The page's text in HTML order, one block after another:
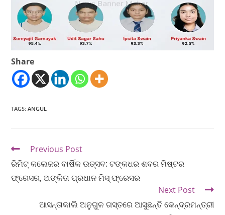
Share
TAGS:ANGUL
Previous Post
ରିମିଟ୍ କଲେଜର ବାର୍ଷିକ ଉତ୍ସବ: ଟଙ୍କଧର ଶବର ମିଷ୍ଟର
ଫ୍ରେସର, ଅଙ୍କିତା ପ୍ରଧାନ ମିସ୍ ଫ୍ରେସର
Next Post
ଆସନ୍ତାକାଲି ଅନୁଗୁଳ ଗସ୍ତରେ ଆସୁଛନ୍ତି କେନ୍ଦ୍ରମନ୍ତ୍ରୀ